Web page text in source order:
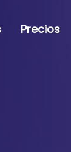
Precios